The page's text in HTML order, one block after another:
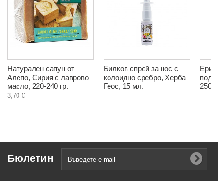
Натурален сапун от
Алепо, Сирия с лаврово
масло, 220-240 гр.
3,70 €
Билков спрей за нос с
колоидно сребро, Херба
Геос, 15 мл.
250
Бюлетин